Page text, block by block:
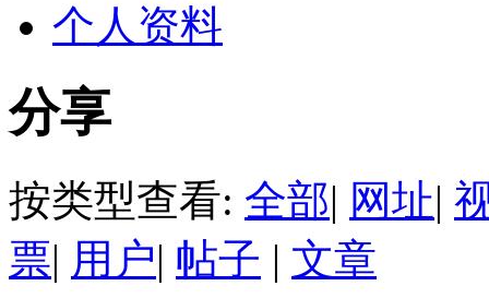
个人资料
分享
按类型查看: 全部| 网址|
票| 用户| 帖子 | 文章